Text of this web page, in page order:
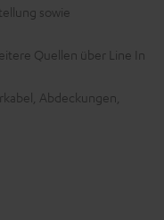
sowie
Quellen über Line In
Abdeckungen,